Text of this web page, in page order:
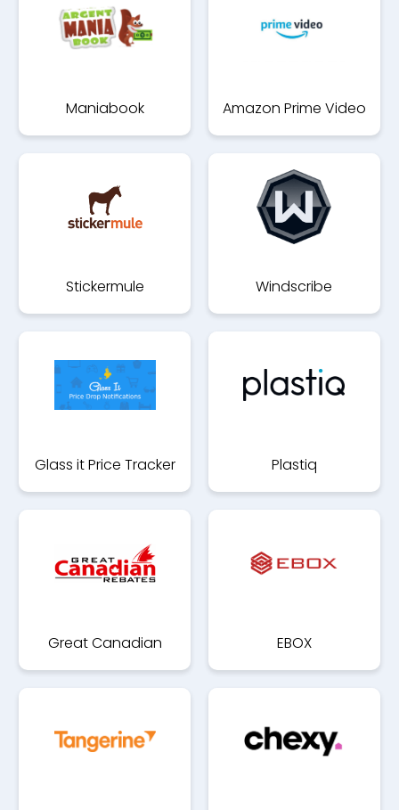
Maniabook Amazon Prime Video
Stickermule Windscribe
Glass it Price Tracker Plastiq
Great Canadian EBOX